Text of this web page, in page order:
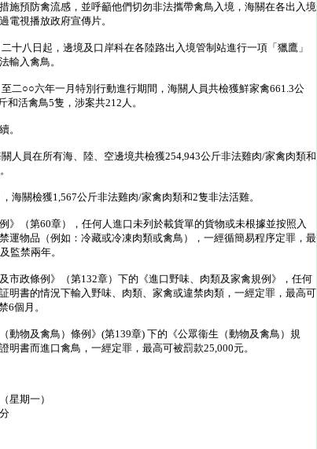
預防禽流感，並呼籲他們切勿非法攜帶禽鳥入境，海關在各出入境
電視播放政府宣傳片。
八日起，邊境及口岸科在各陸路出入境管制站進行一項「獵鷹」
輸入禽鳥。
○○六年一月特別行動進行期間，海關人員共檢獲鮮家禽661.3公
和活禽鳥5隻，涉案共212人。
。
員在所有海、陸、空邊境共檢獲254,943公斤非法雞肉/家禽肉類和
關檢獲1,567公斤非法雞肉/家禽肉類和2隻非法活雞。
（第60章），任何人進口未列於載貨單的貨物或未根據並按照入
運物品（例如：冷藏或冷凍肉類或禽鳥），一經循簡易程序定罪，最
監禁兩年。
政條例》（第132章）下的《進口野味、肉類及家禽規例》，任何
明書的情況下輸入野味、肉類、家禽或違禁肉類，一經定罪，最高可
6個月。
物及禽鳥）條例》(第139章) 下的《公眾衞生（動物及禽鳥）規
明書而進口禽鳥，一經定罪，最高可被罰款25,000元。
星期一）